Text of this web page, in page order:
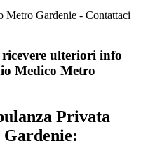
ulteriori info
Medico Metro
Privata